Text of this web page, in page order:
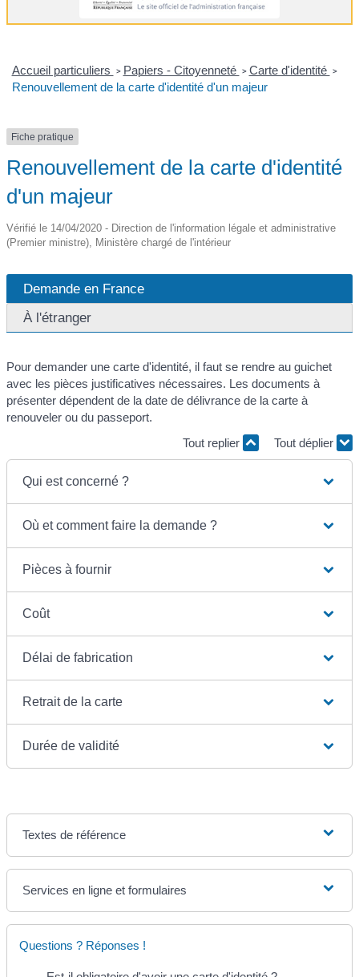
Accueil particuliers > Papiers - Citoyenneté > Carte d'identité >
Renouvellement de la carte d'identité d'un majeur
Fiche pratique
Renouvellement de la carte d'identité
d'un majeur
Vérifié le 14/04/2020 - Direction de l'information légale et administrative
(Premier ministre), Ministère chargé de l'intérieur
Demande en France
À l'étranger
Pour demander une carte d'identité, il faut se rendre au guichet
avec les pièces justificatives nécessaires. Les documents à
présenter dépendent de la date de délivrance de la carte à
renouveler ou du passeport.
Tout replier
Tout déplier
Qui est concerné ?
Où et comment faire la demande ?
Pièces à fournir
Coût
Délai de fabrication
Retrait de la carte
Durée de validité
Textes de référence
Services en ligne et formulaires
Questions ? Réponses !